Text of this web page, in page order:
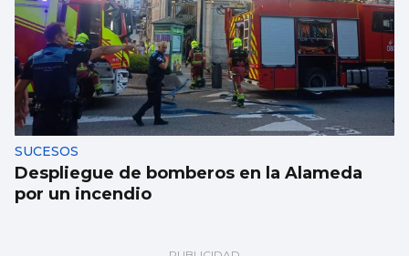
SUCESOS
Despliegue de bomberos en la Alameda
por un incendio